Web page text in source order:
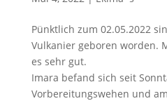
Pünktlich zum 02.05.2022
Vulkanier geboren worden.
es sehr gut.
Imara befand sich seit
Vorbereitungswehen und